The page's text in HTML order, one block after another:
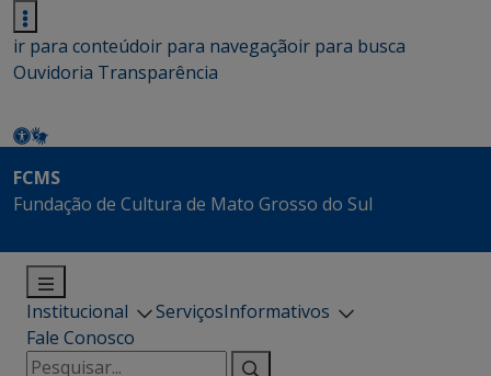
ir para conteúdoir para navegaçãoir para busca
Ouvidoria Transparência
FCMS
Fundação de Cultura de Mato Grosso do Sul
Institucional ServiçosInformativos
Fale Conosco
Pesquisar